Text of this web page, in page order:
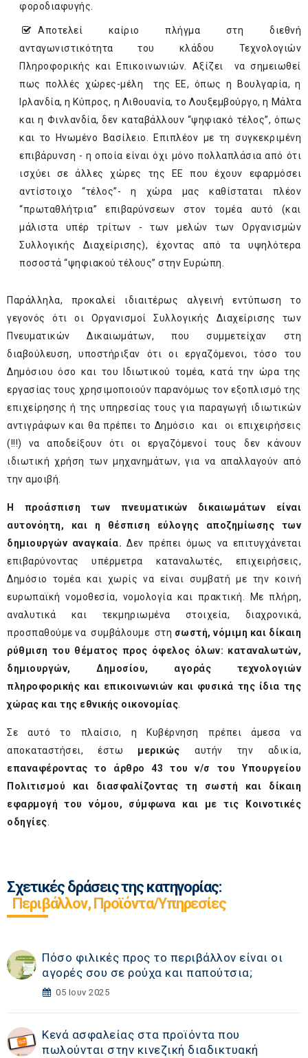
φοροδιαφυγής.
Αποτελεί καίριο πλήγμα στη διεθνή
ανταγωνιστικότητα του κλάδου Τεχνολογιών
Πληροφορικής και Επικοινωνιών. Αξίζει να σημειωθεί
πως πολλές χώρες-μέλη της ΕΕ, όπως η Βουλγαρία, η
Ιρλανδία, η Κύπρος, η Λιθουανία, το Λουξεμβούργο, η Μάλτα
και η Φινλανδία, δεν καταβάλλουν “ψηφιακό τέλος”, όπως
και το Ηνωμένο Βασίλειο. Επιπλέον με τη συγκεκριμένη
επιβάρυνση - η οποία είναι όχι μόνο πολλαπλάσια από ότι
ισχύει σε άλλες χώρες της ΕΕ που έχουν εφαρμόσει
αντίστοιχο “τέλος”- η χώρα μας καθίσταται πλέον
“πρωταθλήτρια” επιβαρύνσεων στον τομέα αυτό (και
μάλιστα υπέρ τρίτων - των μελών των Οργανισμών
Συλλογικής Διαχείρισης), έχοντας από τα υψηλότερα
ποσοστά “ψηφιακού τέλους” στην Ευρώπη.
Παράλληλα, προκαλεί ιδιαιτέρως αλγεινή εντύπωση το
γεγονός ότι οι Οργανισμοί Συλλογικής Διαχείρισης των
Πνευματικών Δικαιωμάτων, που συμμετείχαν στη
διαβούλευση, υποστήριξαν ότι οι εργαζόμενοι, τόσο του
Δημόσιου όσο και του Ιδιωτικού τομέα, κατά την ώρα της
εργασίας τους χρησιμοποιούν παρανόμως τον εξοπλισμό της
επιχείρησης ή της υπηρεσίας τους για παραγωγή ιδιωτικών
αντιγράφων και θα πρέπει το Δημόσιο και οι επιχειρήσεις
(!!!) να αποδείξουν ότι οι εργαζόμενοί τους δεν κάνουν
ιδιωτική χρήση των μηχανημάτων, για να απαλλαγούν από
την αμοιβή.
Η προάσπιση των πνευματικών δικαιωμάτων είναι
αυτονόητη, και η θέσπιση εύλογης αποζημίωσης των
δημιουργών αναγκαία. Δεν πρέπει όμως να επιτυγχάνεται
επιβαρύνοντας υπέρμετρα καταναλωτές, επιχειρήσεις,
Δημόσιο τομέα και χωρίς να είναι συμβατή με την κοινή
ευρωπαϊκή νομοθεσία, νομολογία και πρακτική. Με πλήρη,
αναλυτικά και τεκμηριωμένα στοιχεία, διαχρονικά,
προσπαθούμε να συμβάλουμε στη σωστή, νόμιμη και δίκαιη
ρύθμιση του θέματος προς όφελος όλων: καταναλωτών,
δημιουργών, Δημοσίου, αγοράς τεχνολογιών
πληροφορικής και επικοινωνιών και φυσικά της ίδια της
χώρας και της εθνικής οικονομίας.
Σε αυτό το πλαίσιο, η Κυβέρνηση πρέπει άμεσα να
αποκαταστήσει, έστω μερικώςαυτήν την αδικία,
επαναφέροντας το άρθρο 43 του ν/σ του Υπουργείου
Πολιτισμού και διασφαλίζοντας τη σωστή και δίκαιη
εφαρμογή του νόμου, σύμφωνα και με τις Κοινοτικές
οδηγίες.
Σχετικές δράσεις της κατηγορίας:
Περιβάλλον, Προϊόντα/Υπηρεσίες
Πόσο φιλικές προς το περιβάλλον είναι οι
αγορές σου σε ρούχα και παπούτσια;
05 Ιουν 2025
Κενά ασφαλείας στα προϊόντα που
πωλούνται στην κινεζική διαδικτυακή